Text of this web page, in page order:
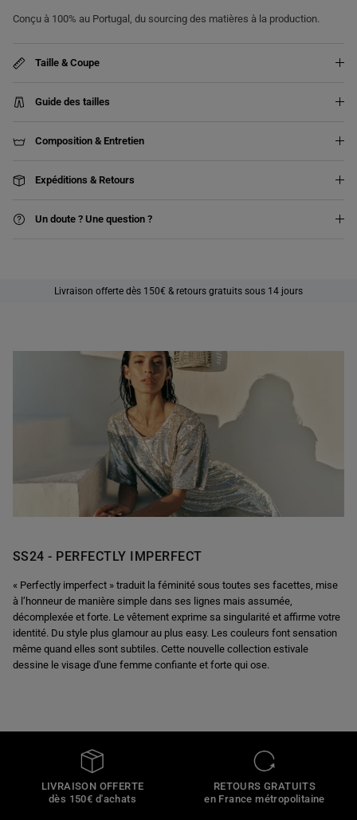
Conçu à 100% au Portugal, du sourcing des matières à la production.
Taille & Coupe
Guide des tailles
Composition & Entretien
Expéditions & Retours
Un doute ? Une question ?
Livraison offerte dès 150€ & retours gratuits sous 14 jours
SS24 - PERFECTLY IMPERFECT
« Perfectly imperfect » traduit la féminité sous toutes ses facettes, mise
à l’honneur de manière simple dans ses lignes mais assumée,
décomplexée et forte. Le vêtement exprime sa singularité et affirme votre
identité. Du style plus glamour au plus easy. Les couleurs font sensation
même quand elles sont subtiles. Cette nouvelle collection estivale
dessine le visage d'une femme confiante et forte qui ose.
LIVRAISON OFFERTE
dès 150€ d'achats
RETOURS GRATUITS
en France métropolitaine